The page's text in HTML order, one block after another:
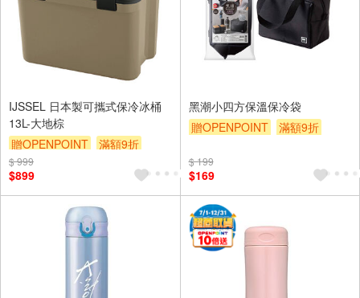
IJSSEL 日本製可攜式保冷冰桶
13L-大地棕
贈OPENPOINT
滿額9折
贈$200
$ 999
$899
黑潮小四方保溫保冷袋
贈OPENPOINT
滿額9折
$ 199
$169